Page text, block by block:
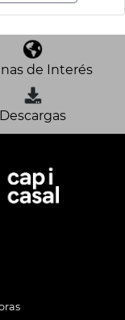
de Interés
Descargas